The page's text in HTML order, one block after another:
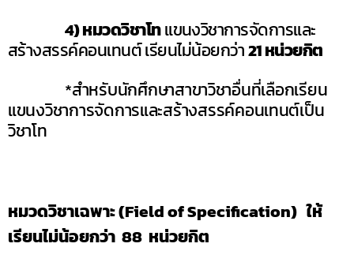
4) หมวดวิชาโทแขนงวิชาการจัดการและ
สร้างสรรค์คอนเทนต์ เรียนไม่น้อยกว่า21 หน่วยกิต
*สำหรับนักศึกษาสาขาวิชาอื่นที่เลือกเรียน
แขนงวิชาการจัดการและสร้างสรรค์คอนเทนต์เป็น
วิชาโท
หมวดวิชาเฉพาะ(Field of Specification) ให้
เรียนไม่น้อยกว่า 88 หน่วยกิต